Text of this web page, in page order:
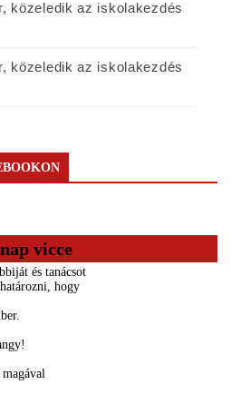
közeledik az iskolakezdés
közeledik az iskolakezdés
vicce